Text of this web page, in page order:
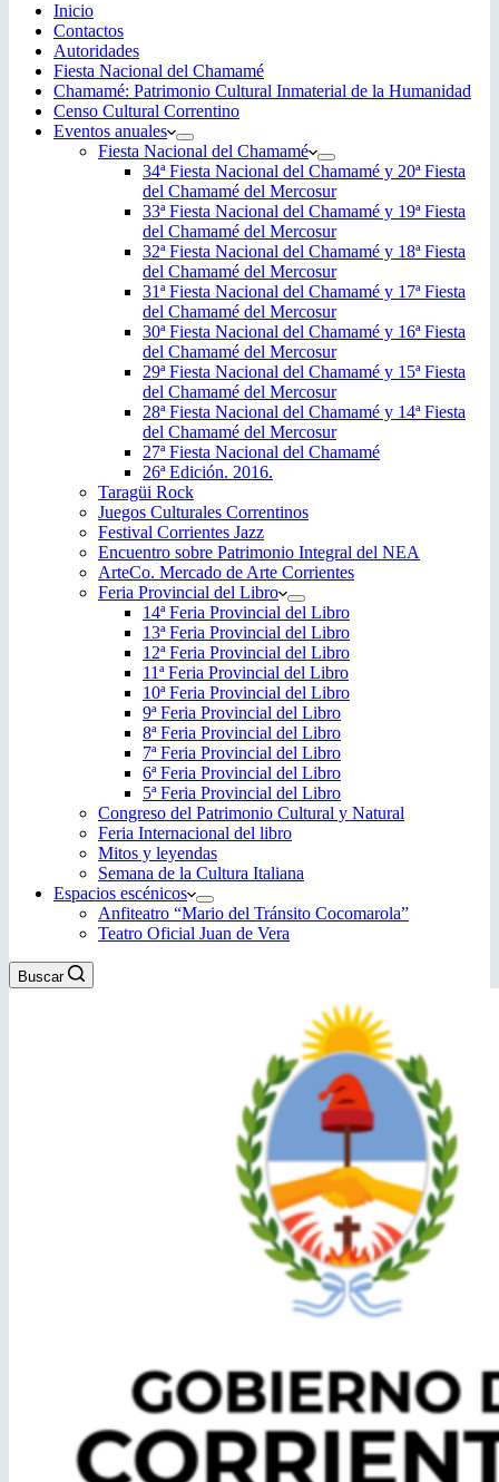
Inicio
Contactos
Autoridades
Fiesta Nacional del Chamamé
Chamamé: Patrimonio Cultural Inmaterial de la Humanidad
Censo Cultural Correntino
Eventos anuales
Fiesta Nacional del Chamamé
34ª Fiesta Nacional del Chamamé y 20ª Fiesta
del Chamamé del Mercosur
33ª Fiesta Nacional del Chamamé y 19ª Fiesta
del Chamamé del Mercosur
32ª Fiesta Nacional del Chamamé y 18ª Fiesta
del Chamamé del Mercosur
31ª Fiesta Nacional del Chamamé y 17ª Fiesta
del Chamamé del Mercosur
30ª Fiesta Nacional del Chamamé y 16ª Fiesta
del Chamamé del Mercosur
29ª Fiesta Nacional del Chamamé y 15ª Fiesta
del Chamamé del Mercosur
28ª Fiesta Nacional del Chamamé y 14ª Fiesta
del Chamamé del Mercosur
27ª Fiesta Nacional del Chamamé
26ª Edición. 2016.
Taragüi Rock
Juegos Culturales Correntinos
Festival Corrientes Jazz
Encuentro sobre Patrimonio Integral del NEA
ArteCo. Mercado de Arte Corrientes
Feria Provincial del Libro
14ª Feria Provincial del Libro
13ª Feria Provincial del Libro
12ª Feria Provincial del Libro
11ª Feria Provincial del Libro
10ª Feria Provincial del Libro
9ª Feria Provincial del Libro
8ª Feria Provincial del Libro
7ª Feria Provincial del Libro
6ª Feria Provincial del Libro
5ª Feria Provincial del Libro
Congreso del Patrimonio Cultural y Natural
Feria Internacional del libro
Mitos y leyendas
Semana de la Cultura Italiana
Espacios escénicos
Anfiteatro “Mario del Tránsito Cocomarola”
Teatro Oficial Juan de Vera
Buscar